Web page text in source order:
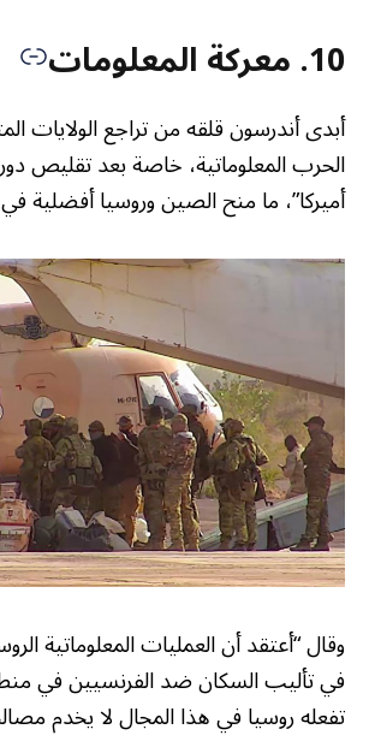
10. معركة المعلومات
أبدى أندرسون قلقه من تراجع الولايات
الحرب المعلوماتية، خاصة بعد تقليص
أميركا”، ما منح الصين وروسيا أفضلية في
وقال “أعتقد أن العمليات المعلوماتية
في تأليب السكان ضد الفرنسيين في
تفعله روسيا في هذا المجال لا يخدم